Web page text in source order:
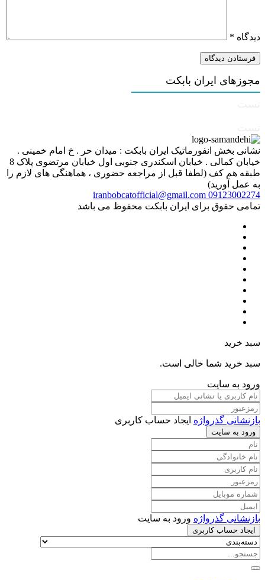
دیدگاه *
مجوزهای ایران بابکت
نشانی بخش انفورماتیک ایران بابکت : میدان حر . خ امام خمینی .
خیابان کمالی . خیابان اسکندری جنوبی اول خیابان مرتضوی پلاک 8
طبقه هم کف (لطفا قبل از مراجعه حضوری ، هماهنگی های لازم را
به عمل آورید)
09123002274
iranbobcatofficial@gmail.com
تمامی حقوق برای ایران بابکت محفوظ می باشد
سبد خرید
سبد خرید شما خالی است.
ورود به سایت
بازنشانی گذرواژه ایجاد حساب کاربری
ورود به سایت
بازنشانی گذرواژه ورود به سایت
ایجاد حساب کاربری